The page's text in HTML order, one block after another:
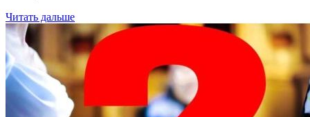
Читать дальше